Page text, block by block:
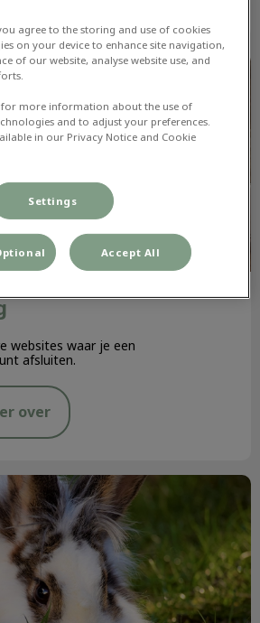
websites waar je een
afsluiten.
over
warmere dagen
agree to the storing and use of cookies
on your device to enhance site navigation,
of our website, analyse website use, and
for more information about the use of
and to adjust your preferences.
in our Privacy Notice and Cookie
Settings
Accept All